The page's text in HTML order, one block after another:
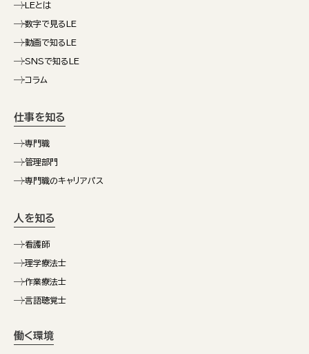
LEとは
数字で見るLE
動画で知るLE
SNSで知るLE
コラム
仕事を知る
専門職
管理部門
専門職のキャリアパス
人を知る
看護師
理学療法士
作業療法士
言語聴覚士
働く環境